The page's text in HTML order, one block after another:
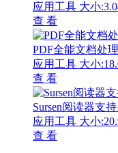
应用工具 大小
查 看
PDF全能文档处
应用工具 大小
查 看
Sursen阅读器支
应用工具 大小
查 看